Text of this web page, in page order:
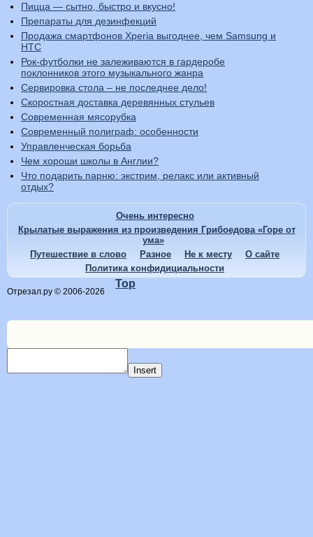
Пицца — сытно, быстро и вкусно!
Препараты для дезинфекций
Продажа смартфонов Xperia выгоднее, чем Samsung и
HTC
Рок-футболки не залеживаются в гардеробе
поклонников этого музыкального жанра
Сервировка стола – не последнее дело!
Скоростная доставка деревянных стульев
Современная мясорубка
Современный полиграф: особенности
Управленческая борьба
Чем хороши школы в Англии?
Что подарить парню: экстрим, релакс или активный
отдых?
Очень интересно
Крылатые выражения из произведения Грибоедова «Горе от
ума»
Путешествие в слово
Разное Не к месту
О сайте
Политика конфидициальности
Отрезал.ру © 2006-2026
Top
Insert